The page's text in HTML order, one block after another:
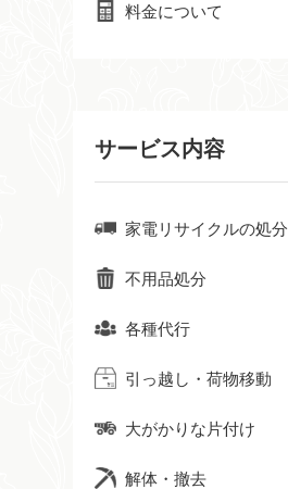
料金について
サービス内容
家電リサイクルの処分
不用品処分
各種代行
引っ越し・荷物移動
大がかりな片付け
解体・撤去